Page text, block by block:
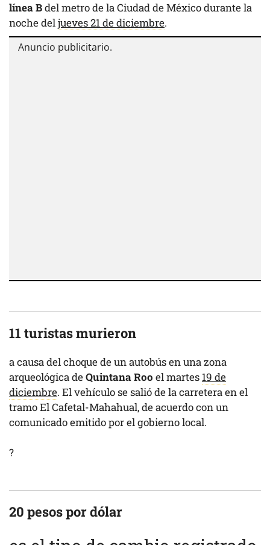
línea Bdel metro de la Ciudad de México durante la
noche deljueves 21 de diciembre.
11 turistas murieron
a causa del choque de un autobús en una zona
arqueológica deQuintana Roo el martes 19 de
diciembre. El vehículo se salió de la carretera en el
tramo El Cafetal-Mahahual, de acuerdo con un
comunicado emitido por el gobierno local.
?
20 pesos por dólar